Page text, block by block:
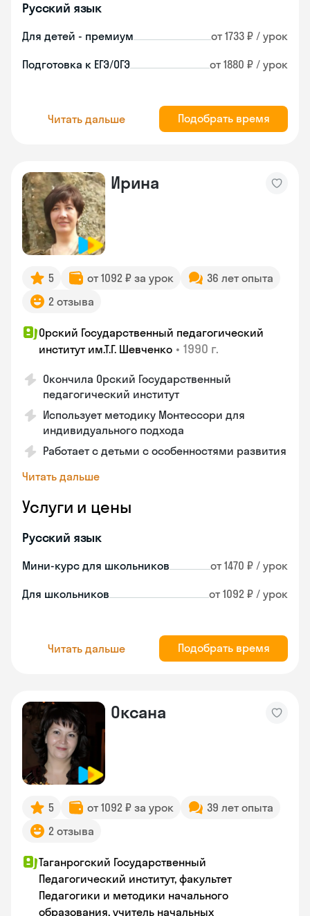
Русский язык
Для детей - премиум от 1733 ₽ / урок
Подготовка к ЕГЭ/ОГЭ от 1880 ₽ / урок
Читать дальше Подобрать время
Ирина
5 от 1092 ₽ за урок
36 лет опыта
2 отзыва
Орский Государственный педагогический
институт им.Т.Г. Шевченко • 1990 г.
Окончила Орский Государственный
педагогический институт
Использует методику Монтессори для
индивидуального подхода
Работает с детьми с особенностями развития
Читать дальше
Услуги и цены
Русский язык
Мини-курс для школьников от 1470 ₽ / урок
Для школьников от 1092 ₽ / урок
Читать дальше Подобрать время
Оксана
5 от 1092 ₽ за урок
39 лет опыта
2 отзыва
Таганрогский Государственный
Педагогический институт, факультет
Педагогики и методики начального
образования, учитель начальных